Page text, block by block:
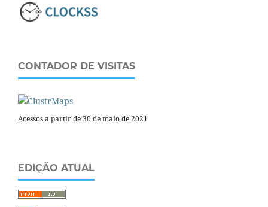
CONTADOR DE VISITAS
Acessos a partir de 30 de maio de 2021
EDIÇÃO ATUAL